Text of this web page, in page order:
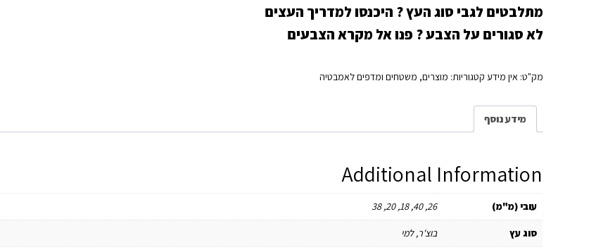
מתלבטים לגבי סוג העץ ? היכנסו למדריך העצים
לא סגורים על הצבע ? פנו אל מקרא הצבעים
מק"ט: אין מידע קטגוריות: מוצרים, משטחים ומדפים לאמבטיה
מידע נוסף
Additional Information
עובי (מ"מ) 26, 40, 18, 20, 38
סוג עץ בוצ'ר, למי